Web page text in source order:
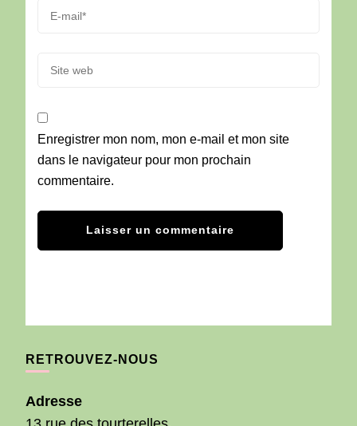
Enregistrer mon nom, mon e-mail et mon site
dans le navigateur pour mon prochain
commentaire.
RETROUVEZ-NOUS
Adresse